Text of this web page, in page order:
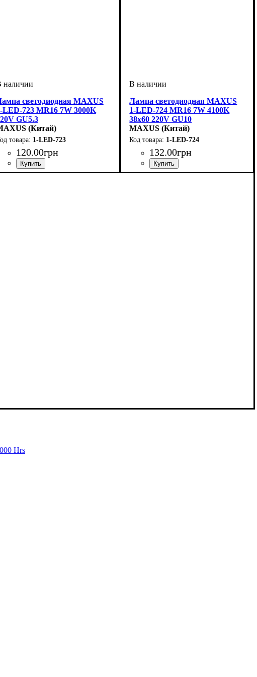
светодиодная MAXUS
LED-723 MR16 7W 3000K
GU5.3
(Китай)
1-LED-723
120.00грн
Вт: 7
лампы: Светодиодная
: G53
Лампа светодиодная MAXUS
1-LED-724 MR16 7W 4100K
38x60 220V GU10
MAXUS (Китай)
1-LED-724
132.00грн
Мощность, Вт: 7
Тип лампы: Светодиодная
Цоколь: GU10
Hrs